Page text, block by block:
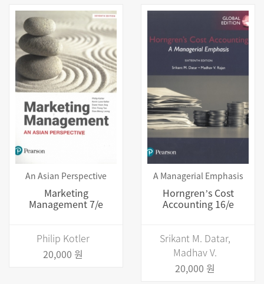
An Asian Perspective
Marketing
Management 7/e
Philip Kotler
20,000 원
A Managerial Emphasis
Horngrenʼs Cost
Accounting 16/e
Srikant M. Datar,
Madhav V.
20,000 원